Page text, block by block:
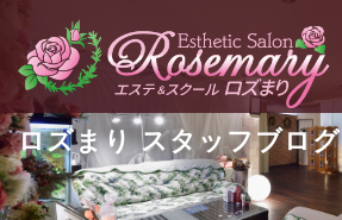
ロズまり スタッフブログ